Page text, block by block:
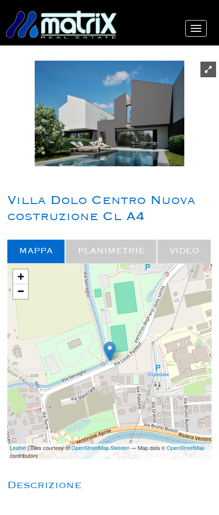
Villa Dolo Centro Nuova
costruzione Cl A4
MAPPA PLANIMETRIE VIDEO
+
−
Leaflet | Tiles courtesy ofOpenStreetMap Sweden— Map data ©OpenStreetMap
contributors
Descrizione